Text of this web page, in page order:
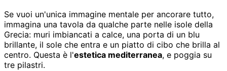
Se vuoi un'unica immagine mentale per ancorare tutto,
immagina una tavola da qualche parte nelle isole della
Grecia: muri imbiancati a calce, una porta di un blu
brillante, il sole che entra e un piatto di cibo che brilla al
centro. Questa è l'estetica mediterranea, e poggia su
tre pilastri.